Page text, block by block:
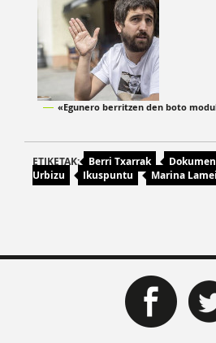
«Egunero berritzen den boto
ETIKETAK: Berri Txarrak
Urbizu
Ikuspuntu Marina